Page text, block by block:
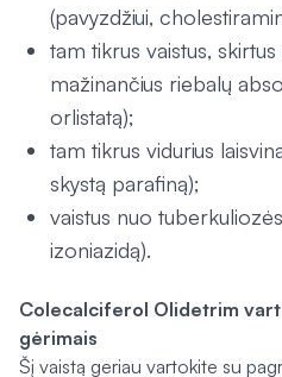
(pavyzdžiui,
tam tikrus vaistus,
mažinančius riebalų
orlistatą);
tam tikrus vidurius
skystą parafiną);
vaistus nuo
izoniazidą).
Colecalciferol Olidetrim
gėrimais
Šį vaistą geriau vartokite su